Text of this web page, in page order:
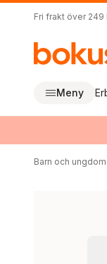
Fri frakt över 249
Meny
Barn och ungdom